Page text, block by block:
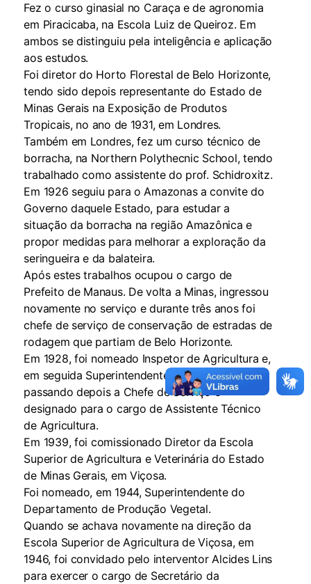
Fez o curso ginasial no Caraça e de agronomia
em Piracicaba, na Escola Luiz de Queiroz. Em
ambos se distinguiu pela inteligência e aplicação
aos estudos.
Foi diretor do Horto Florestal de Belo Horizonte,
tendo sido depois representante do Estado de
Minas Gerais na Exposição de Produtos
Tropicais, no ano de 1931, em Londres.
Também em Londres, fez um curso técnico de
borracha, na Northern Polythecnic School, tendo
trabalhado como assistente do prof. Schidroxitz.
Em 1926 seguiu para o Amazonas a convite do
Governo daquele Estado, para estudar a
situação da borracha na região Amazônica e
propor medidas para melhorar a exploração da
seringueira e da balateira.
Após estes trabalhos ocupou o cargo de
Prefeito de Manaus. De volta a Minas, ingressou
novamente no serviço e durante três anos foi
chefe de serviço de conservação de estradas de
rodagem que partiam de Belo Horizonte.
Em 1928, foi nomeado Inspetor de Agricultura e,
em seguida Superintendente de Agricultura,
passando depois a Chefe de Serviço e
designado para o cargo de Assistente Técnico
de Agricultura.
Em 1939, foi comissionado Diretor da Escola
Superior de Agricultura e Veterinária do Estado
de Minas Gerais, em Viçosa.
Foi nomeado, em 1944, Superintendente do
Departamento de Produção Vegetal.
Quando se achava novamente na direção da
Escola Superior de Agricultura de Viçosa, em
1946, foi convidado pelo interventor Alcides Lins
para exercer o cargo de Secretário da